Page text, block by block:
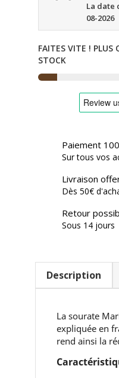
La date
08-2026
FAITES VITE ! PLUS
STOCK
Paiement
Sur tous vos
Livraison
Dès 50€
Retour
Sous 14 jours
Description
La sourate
expliquée en
rend ainsi la